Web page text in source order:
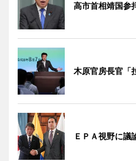
高市首相靖国参
木原官房長官「
ＥＰＡ視野に議